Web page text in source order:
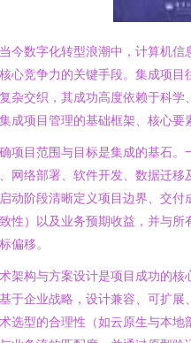
今数字化转型浪潮中，计算机
心竞争力的关键手段。集成项
杂交织，其成功高度依赖于科
成项目管理的基础框架、核心要
项目范围与目标是集成的基石
网络部署、软件开发、数据迁
动阶段清晰定义项目边界、交
性）以及业务预期收益，并与
偏移。
架构与方案设计是项目成功的
于企业战略，设计兼容、可扩
选型的合理性（如云原生与本